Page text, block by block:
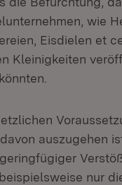
wie
Eisdielen et
Kleinigkeiten
auszugehen
nur